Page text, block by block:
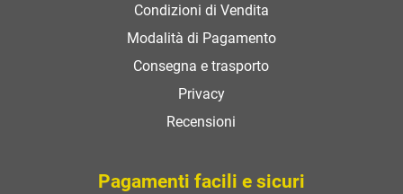
Condizioni di Vendita
Modalità di Pagamento
Consegna e trasporto
Privacy
Recensioni
Pagamenti facili e sicuri